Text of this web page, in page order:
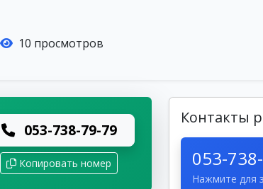
10 просмотров
053-738-79-79
Копировать номер
Контакты
053-
Нажмите для